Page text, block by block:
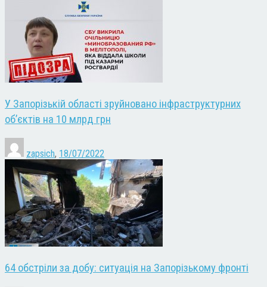
У Запорізькій області зруйновано інфраструктурних
об’єктів на 10 млрд грн
zapsich, 18/07/2022
64 обстріли за добу: ситуація на Запорізькому фронті